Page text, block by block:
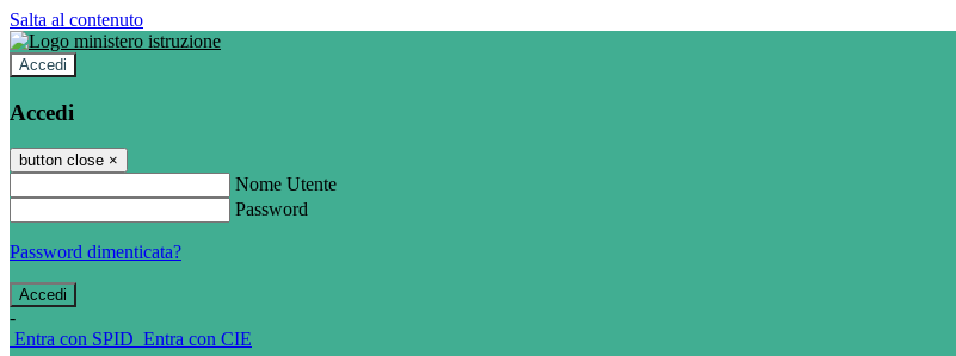
Salta al contenuto
Accedi
Accedi
button close ×
Nome Utente
Password
Password dimenticata?
-
Entra con SPID Entra con CIE